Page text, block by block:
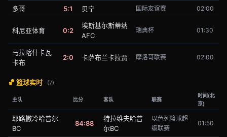
多哥 5:1 贝宁 国际友谊赛 02:00
科尼亚体育 0:2
埃斯基尔斯蒂纳
AFC
瑞典杯 01:30
马拉喀什卡瓦
卡布
2:0 卡萨布兰卡拉贾 摩洛哥联赛 02:00
🏀 篮球实时 (7)
主队 比分 客队 联赛
时间(北
京)
耶路撒冷哈普尔
BC
84:88
特拉维夫哈普
尔BC
以色列篮球超
级联赛
01:50